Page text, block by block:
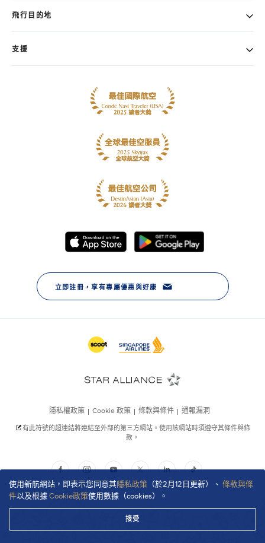
使用新航網站，即表示您同意其隱私政策 （於2月12日更新）、 條款與條
件以及根據Cookie政策使用數據（cookies）。
接受